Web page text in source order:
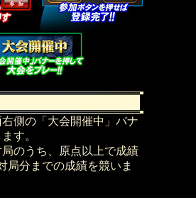
側の「大会開催中」バナ
す。
のうち、原点以上で成績
局分までの成績を競いま